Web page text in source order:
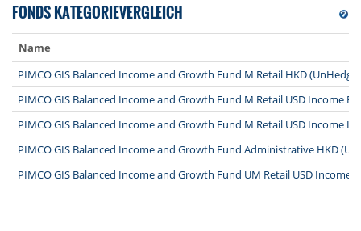
FONDS KATEGORIEVERGLEICH
Name
PIMCO GIS Balanced Income and Growth Fund M Retail HKD
PIMCO GIS Balanced Income and Growth Fund M Retail USD Income
PIMCO GIS Balanced Income and Growth Fund M Retail USD Income II
PIMCO GIS Balanced Income and Growth Fund Administrative HKD
PIMCO GIS Balanced Income and Growth Fund UM Retail USD Income